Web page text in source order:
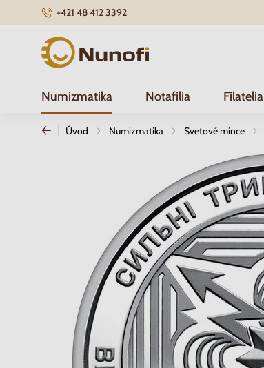
+421 48 412 3392
Nunofi.sk
Numizmatika Notafilia Filatelia
Úvod Numizmatika Svetové mince